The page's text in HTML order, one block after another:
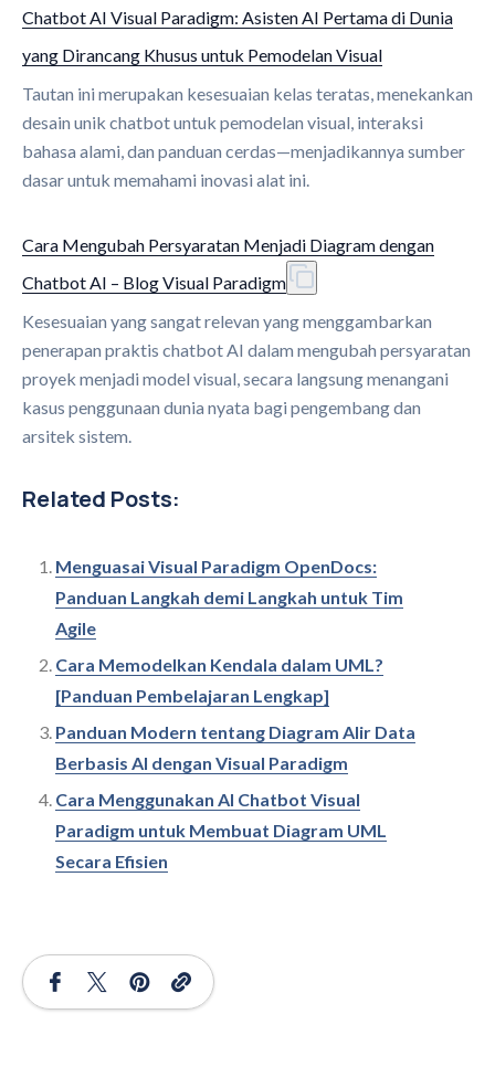
Chatbot AI Visual Paradigm: Asisten AI Pertama di Dunia
yang Dirancang Khusus untuk Pemodelan Visual
Tautan ini merupakan kesesuaian kelas teratas, menekankan
desain unik chatbot untuk pemodelan visual, interaksi
bahasa alami, dan panduan cerdas—menjadikannya sumber
dasar untuk memahami inovasi alat ini.
Cara Mengubah Persyaratan Menjadi Diagram dengan
Chatbot AI – Blog Visual Paradigm
Kesesuaian yang sangat relevan yang menggambarkan
penerapan praktis chatbot AI dalam mengubah persyaratan
proyek menjadi model visual, secara langsung menangani
kasus penggunaan dunia nyata bagi pengembang dan
arsitek sistem.
Related Posts:
Menguasai Visual Paradigm OpenDocs:
Panduan Langkah demi Langkah untuk Tim
Agile
Cara Memodelkan Kendala dalam UML?
[Panduan Pembelajaran Lengkap]
Panduan Modern tentang Diagram Alir Data
Berbasis AI dengan Visual Paradigm
Cara Menggunakan AI Chatbot Visual
Paradigm untuk Membuat Diagram UML
Secara Efisien